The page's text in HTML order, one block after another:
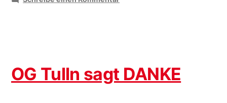
OG Tulln sagt DANKE